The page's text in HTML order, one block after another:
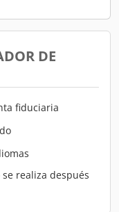
DE
fiduciaria
realiza después